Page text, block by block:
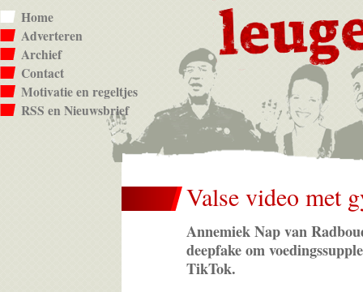
Home
Adverteren
Archief
Contact
Motivatie en regeltjes
RSS en Nieuwsbrief
Valse video met
Annemiek Nap van
deepfake om
TikTok.